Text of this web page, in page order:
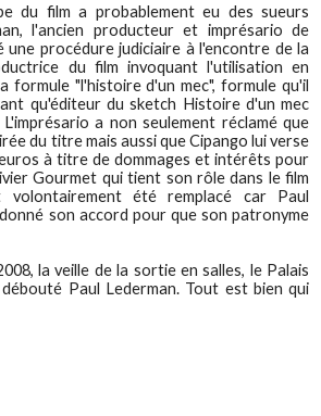
du film a probablement eu des sueurs
l'ancien producteur et imprésario de
une procédure judiciaire à l'encontre de la
du film invoquant l'utilisation en
formule "l'histoire d'un mec", formule qu'il
qu'éditeur du sketch Histoire d'un mec
a non seulement réclamé que
du titre mais aussi que Cipango lui verse
à titre de dommages et intérêts pour
Gourmet qui tient son rôle dans le film
été remplacé car Paul
son accord pour que son patronyme
la veille de la sortie en salles, le Palais
Paul Lederman. Tout est bien qui